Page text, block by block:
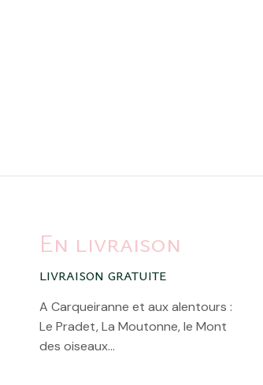
En livraison
livraison gratuite
A Carqueiranne et aux alentours :
Le Pradet, La Moutonne, le Mont
des oiseaux...